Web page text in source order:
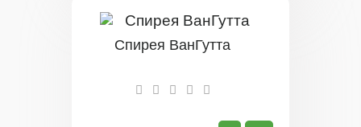
Спирея ВанГутта